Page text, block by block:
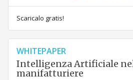
Scaricalo gratis!
WHITEPAPER
Intelligenza Artificiale
manifatturiere